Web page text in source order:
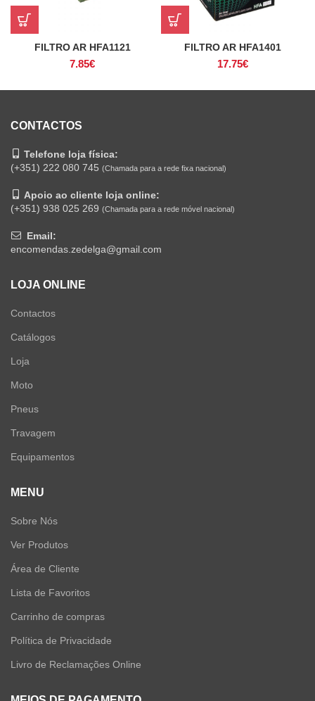
FILTRO AR HFA1121
7.85€
FILTRO AR HFA1401
17.75€
CONTACTOS
Telefone loja física:
(+351) 222 080 745 (Chamada para a rede fixa nacional)
Apoio ao cliente loja online:
(+351) 938 025 269 (Chamada para a rede móvel nacional)
Email:
encomendas.zedelga@gmail.com
LOJA ONLINE
Contactos
Catálogos
Loja
Moto
Pneus
Travagem
Equipamentos
MENU
Sobre Nós
Ver Produtos
Área de Cliente
Lista de Favoritos
Carrinho de compras
Política de Privacidade
Livro de Reclamações Online